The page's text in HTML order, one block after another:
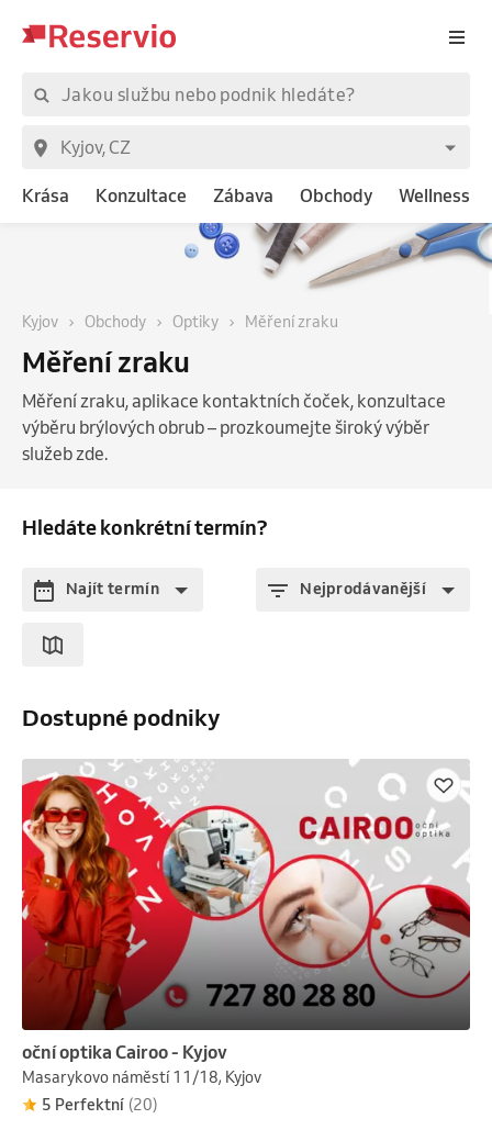
Krása Konzultace Zábava Obchody Wellness
Kyjov Obchody Optiky Měření zraku
Měření zraku
Měření zraku, aplikace kontaktních čoček, konzultace
výběru brýlových obrub – prozkoumejte široký výběr
služeb zde.
Hledáte konkrétní termín?
Najít termín Nejprodávanější
Dostupné podniky
oční optika Cairoo - Kyjov
Masarykovo náměstí 11/18, Kyjov
5 Perfektní (20)